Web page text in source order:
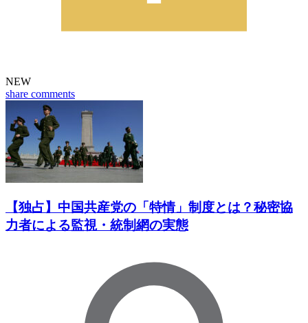
NEW
share comments
【独占】中国共産党の「特情」制度とは？秘密協
力者による監視・統制網の実態